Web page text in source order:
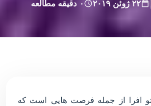
۲۲ ژوئن ۲۰۱۹ ۰ دقیقه مطالعه
افرا از جمله فرصت هایی است که